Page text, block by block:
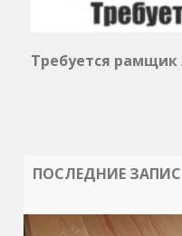
Требуется
ПОСЛЕДНИЕ